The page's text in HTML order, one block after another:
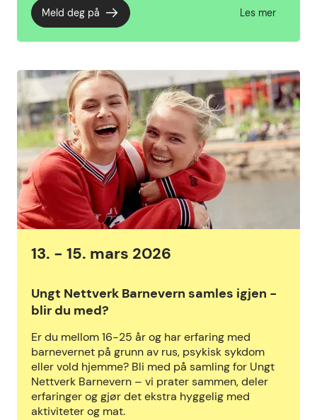
Meld deg på Les mer
13. - 15. mars 2026
Ungt Nettverk Barnevern samles igjen -
blir du med?
Er du mellom 16-25 år og har erfaring med
barnevernet på grunn av rus, psykisk sykdom
eller vold hjemme? Bli med på samling for Ungt
Nettverk Barnevern – vi prater sammen, deler
erfaringer og gjør det ekstra hyggelig med
aktiviteter og mat.